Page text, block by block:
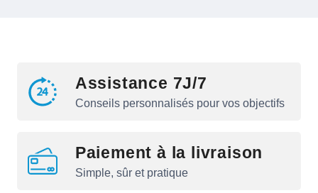
Assistance 7J/7
Conseils personnalisés pour vos objectifs
Paiement à la livraison
Simple, sûr et pratique